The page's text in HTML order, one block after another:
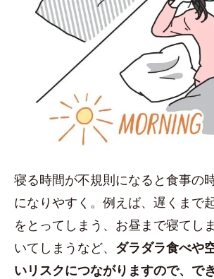
寝る時間が不規則になると食事の
になりやすく。例えば、遅くまで
をとってしまう、お昼まで寝てし
いてしまうなど、 ダラダラ食べや
いリスクにつながりますので、で